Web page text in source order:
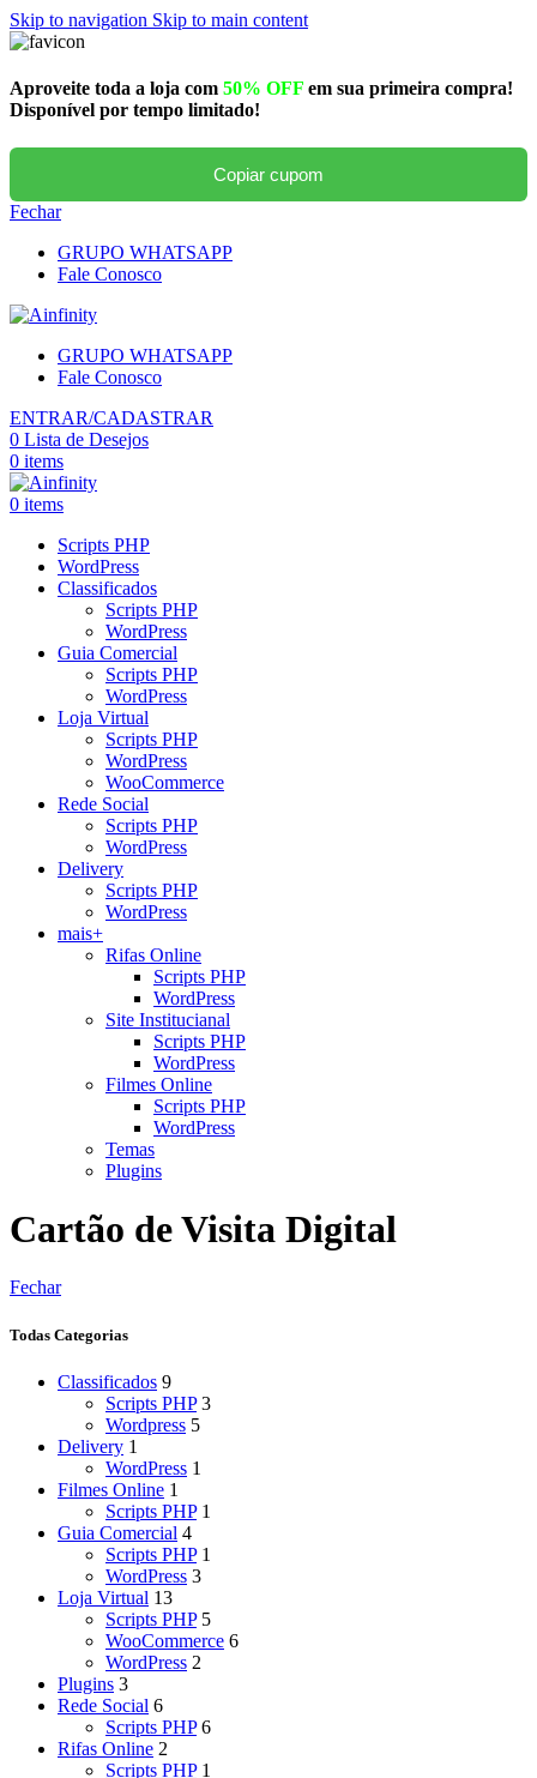
Skip to navigation Skip to main content
Aproveite toda a loja com 50% OFF em sua primeira compra!
Disponível por tempo limitado!
Copiar cupom
Fechar
GRUPO WHATSAPP
Fale Conosco
GRUPO WHATSAPP
Fale Conosco
ENTRAR/CADASTRAR
0 Lista de Desejos
0 items
0 items
Scripts PHP
WordPress
Classificados
Scripts PHP
WordPress
Guia Comercial
Scripts PHP
WordPress
Loja Virtual
Scripts PHP
WordPress
WooCommerce
Rede Social
Scripts PHP
WordPress
Delivery
Scripts PHP
WordPress
mais+
Rifas Online
Scripts PHP
WordPress
Site Institucianal
Scripts PHP
WordPress
Filmes Online
Scripts PHP
WordPress
Temas
Plugins
Cartão de Visita Digital
Fechar
Todas Categorias
Classificados 9
Scripts PHP 3
Wordpress 5
Delivery 1
WordPress 1
Filmes Online 1
Scripts PHP 1
Guia Comercial 4
Scripts PHP 1
WordPress 3
Loja Virtual 13
Scripts PHP 5
WooCommerce 6
WordPress 2
Plugins 3
Rede Social 6
Scripts PHP 6
Rifas Online 2
Scripts PHP 1